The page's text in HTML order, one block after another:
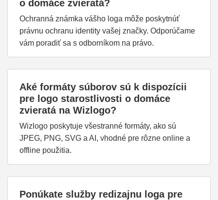
o domáce zvieratá?
Ochranná známka vášho loga môže poskytnúť
právnu ochranu identity vašej značky. Odporúčame
vám poradiť sa s odborníkom na právo.
Aké formáty súborov sú k dispozícii
pre logo starostlivosti o domáce
zvieratá na Wizlogo?
Wizlogo poskytuje všestranné formáty, ako sú
JPEG, PNG, SVG a AI, vhodné pre rôzne online a
offline použitia.
Ponúkate služby redizajnu loga pre